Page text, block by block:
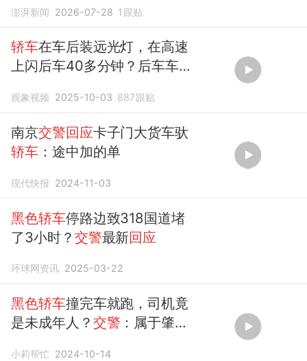
澎湃新闻 2026-07-28 1 跟贴
轿车在车后装远光灯，在高速
上闪后车40多分钟？后车车主
观象视频 2025-10-03 887跟贴
南京交警回应卡子门大货车驮
轿车 ：途中加的单
现代快报 2024-11-03
黑色轿车停路边致318国道堵
了3小时？ 交警最新回应
环球网资讯 2025-03-22
黑色轿车撞完车就跑，司机竟
是未成年人？ 交警 ：属于肇事
小莉帮忙 2024-10-14